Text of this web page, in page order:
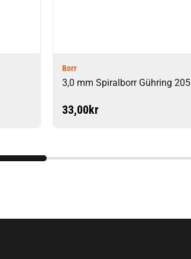
Borr
3,0 mm Spiralborr Gühring 205
33,00kr